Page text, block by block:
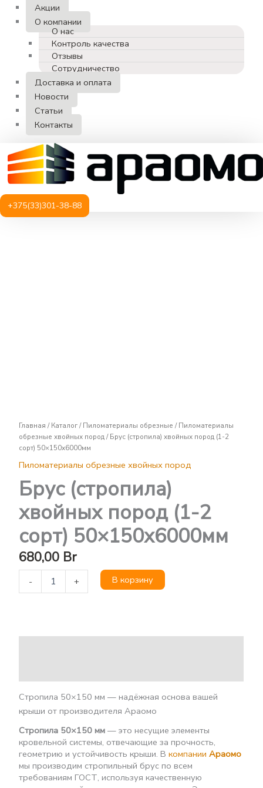
Акции
О компании
О нас
Контроль качества
Отзывы
Сотрудничество
Доставка и оплата
Новости
Статьи
Контакты
+375(33)301-38-88
Главная /Каталог/Пиломатериалы обрезные /Пиломатериалы
обрезные хвойных пород/ Брус (стропила) хвойных пород (1-2
сорт) 50×150х6000мм
Пиломатериалы обрезные хвойных пород
Брус (стропила)
хвойных пород (1-2
сорт) 50×150х6000мм
680,00 Br
- + В корзину
Стропила 50×150 мм — надёжная основа вашей
крыши от производителя Араомо
Стропила 50×150 мм — это несущие элементы
кровельной системы, отвечающие за прочность,
геометрию и устойчивость крыши. ВкомпанииАраомо
мы производим стропильный брус по всем
требованиям ГОСТ, используя качественную